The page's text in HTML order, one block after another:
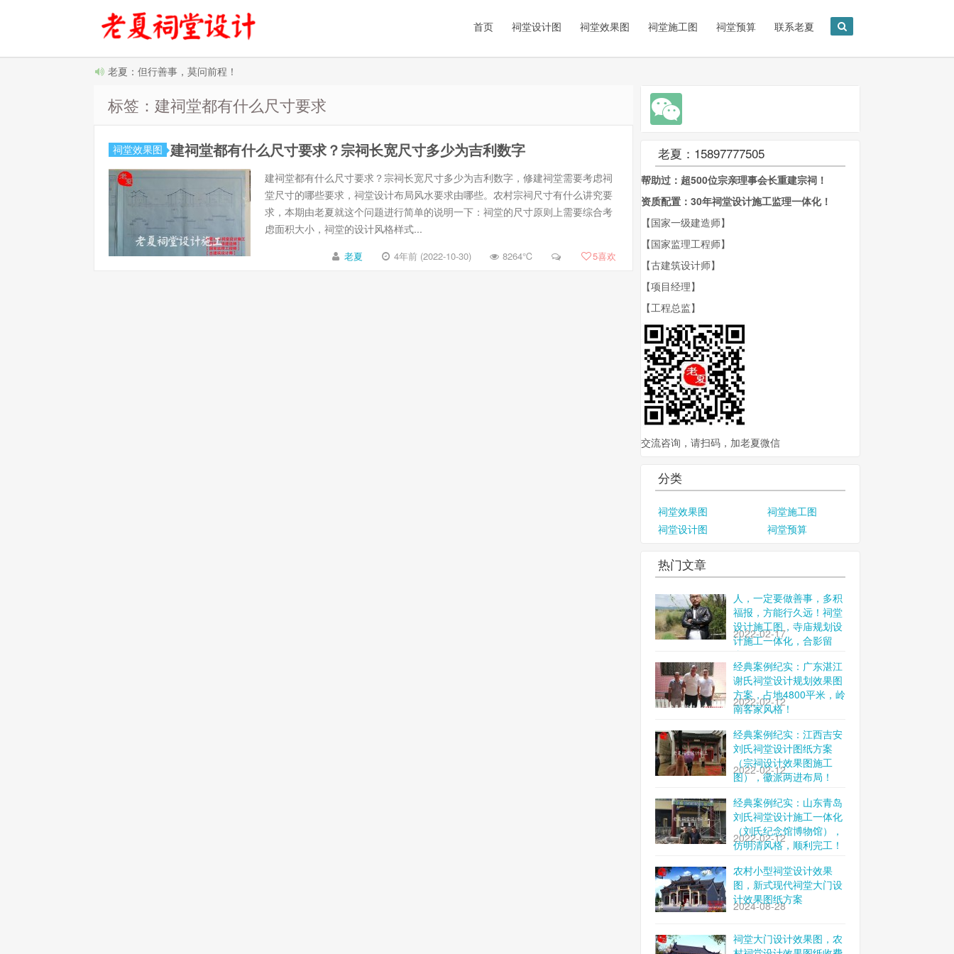
首页 祠堂设计图 祠堂效果图 祠堂施工图 祠堂预算 联系老夏
老夏：但行善事，莫问前程！
标签：建祠堂都有什么尺寸要求
祠堂效果图 建祠堂都有什么尺寸要求？宗祠长宽尺寸多少为吉利数字
建祠堂都有什么尺寸要求？宗祠长宽尺寸多少为吉利数字，修建祠堂需要考虑祠
堂尺寸的哪些要求，祠堂设计布局风水要求由哪些。农村宗祠尺寸有什么讲究要
求，本期由老夏就这个问题进行简单的说明一下：祠堂的尺寸原则上需要综合考
虑面积大小，祠堂的设计风格样式...
老夏 4年前 (2022-10-30) 8264℃ 5喜欢
老夏：15897777505
帮助过：超500位宗亲理事会长重建宗祠！
资质配置：30年祠堂设计施工监理一体化！
【国家一级建造师】
【国家监理工程师】
【古建筑设计师】
【项目经理】
【工程总监】
交流咨询，请扫码，加老夏微信
分类
祠堂效果图
祠堂施工图
祠堂设计图
祠堂预算
热门文章
人，一定要做善事，多积
福报，方能行久远！祠堂
设计施工图，寺庙规划设
计施工一体化，合影留
念！
2022-02-17
经典案例纪实：广东湛江
谢氏祠堂设计规划效果图
方案，占地4800平米，岭
南客家风格！
2022-02-12
经典案例纪实：江西吉安
刘氏祠堂设计图纸方案
（宗祠设计效果图施工
图），徽派两进布局！
2022-02-12
经典案例纪实：山东青岛
刘氏祠堂设计施工一体化
（刘氏纪念馆博物馆），
仿明清风格，顺利完工！
2022-02-12
农村小型祠堂设计效果
图，新式现代祠堂大门设
计效果图纸方案
2024-08-28
祠堂大门设计效果图，农